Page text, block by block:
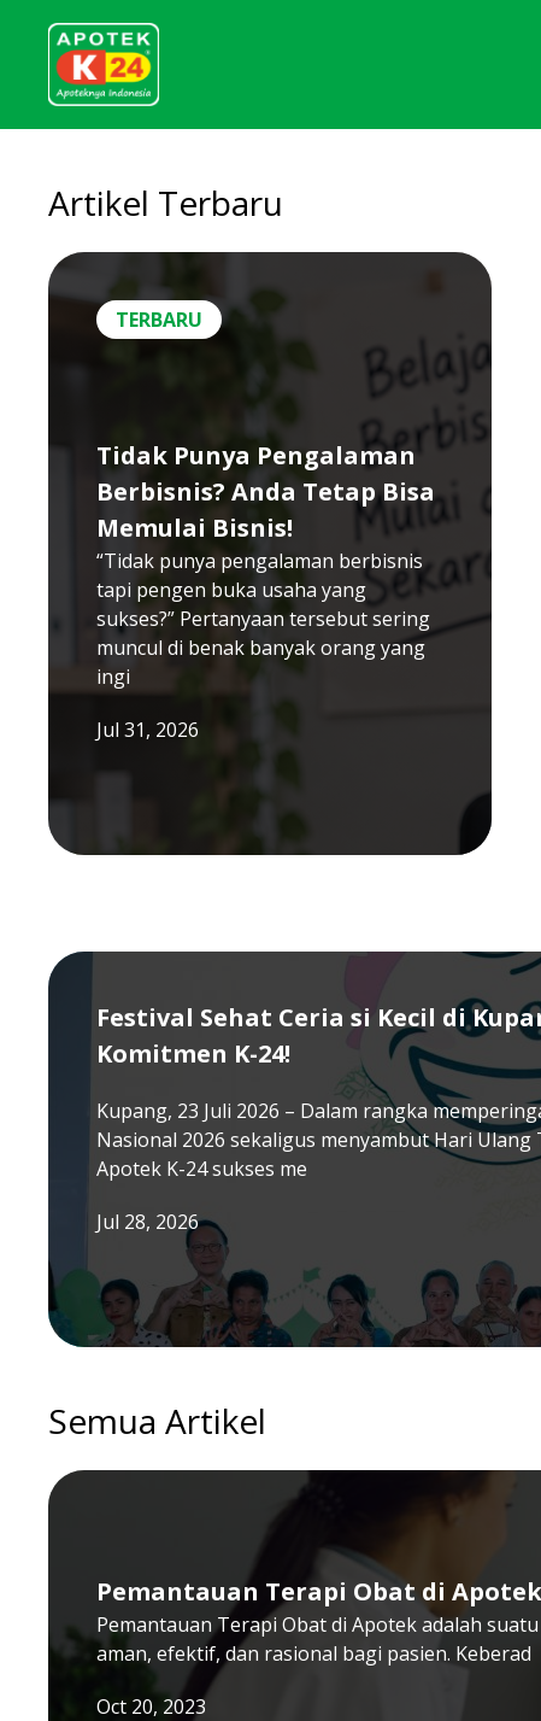
Artikel Terbaru
Tidak Punya Pengalaman
Berbisnis? Anda Tetap Bisa
Memulai Bisnis!
“Tidak punya pengalaman berbisnis
tapi pengen buka usaha yang
sukses?” Pertanyaan tersebut sering
muncul di benak banyak orang yang
ingi
Jul 31, 2026
TERBARU
Festival Sehat Ceria si Kecil di
Komitmen K-24!
Kupang, 23 Juli 2026 – Dalam rangka
Nasional 2026 sekaligus menyambut Hari Ulang
Apotek K-24 sukses me
Jul 28, 2026
Semua Artikel
Pemantauan Terapi Obat di
Pemantauan Terapi Obat di Apotek adalah
aman, efektif, dan rasional bagi pasien. Keberad
Oct 20, 2023